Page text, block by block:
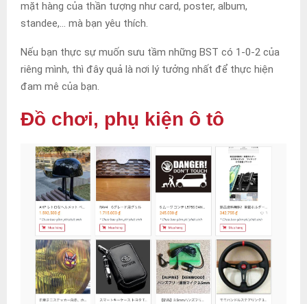
mặt hàng của thần tượng như card, poster, album,
standee,… mà bạn yêu thích.
Nếu bạn thực sự muốn sưu tầm những BST có 1-0-2 của
riêng mình, thì đây quả là nơi lý tưởng nhất để thực hiện
đam mê của bạn.
Đồ chơi, phụ kiện ô tô